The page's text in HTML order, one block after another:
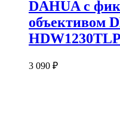
DAHUA с
объективом
3 090 ₽